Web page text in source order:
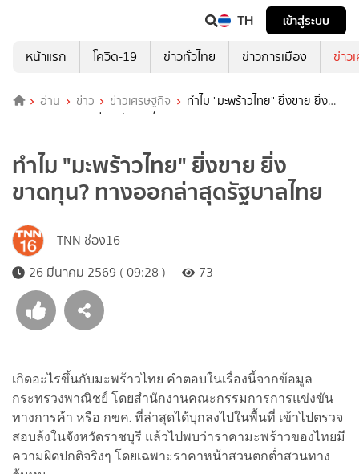
TH
เข้าสู่ระบบ
หน้าแรก
โควิด-19 ข่าวทั่วไทย ข่าวการเมือง ข่าว
อ่าน ข่าว ข่าวเศรษฐกิจ
ทำไม "มะพร้าวไทย" ยิ่งขาย ยิ่ง
ขาดทุน? ทางออกล่าสุดรัฐบาลไทย
ทำไม "มะพร้าวไทย" ยิ่งขาย ยิ่ง
ขาดทุน? ทางออกล่าสุดรัฐบาลไทย
TNN ช่อง16
26 มีนาคม 2569 ( 09:28 )
73
เกิดอะไรขึ้นกับมะพร้าวไทย คำตอบในเรื่องนี้จากข้อมูล
กระทรวงพาณิชย์ โดยสำนักงานคณะกรรมการการแข่งขัน
ทางการค้า หรือ กขค. ที่ล่าสุดได้บุกลงไปในพื้นที่ เข้าไปตรวจ
สอบล้งในจังหวัดราชบุรี แล้วไปพบว่าราคามะพร้าวของไทยมี
ความผิดปกติจริงๆ โดยเฉพาะราคาหน้าสวนตกต่ำสวนทาง